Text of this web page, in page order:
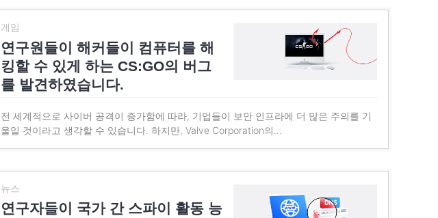
게임
연구원들이 해커들이 컴퓨터를 해
킹할 수 있게 하는 CS:GO의 버그
를 발견하였습니다.
전 세계적으로 사이버 공격이 증가함에 따라, 기업들이 보안 인프라에 더 많은 주의를 기
울일 것이라고 생각할 수 있습니다. 하지만, Valve Corporation의…
뉴스
연구자들이 국가 간 스파이 활동 능